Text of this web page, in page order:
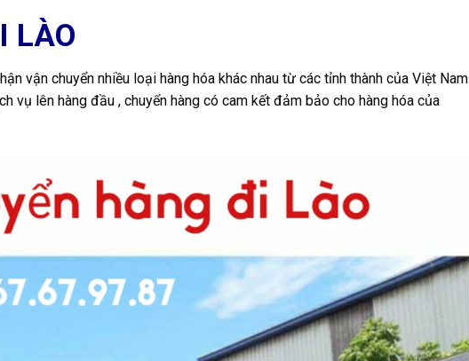
LÀO
vận chuyển nhiều loại hàng hóa khác nhau từ các tỉnh thành của Việt Nam
vụ lên hàng đầu , chuyển hàng có cam kết đảm bảo cho hàng hóa của